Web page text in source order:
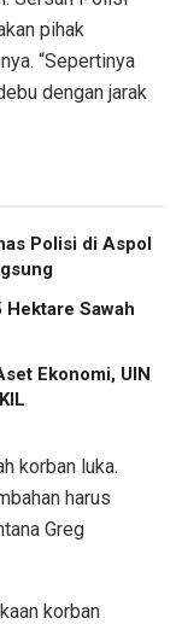
pihak
“Sepertinya
dengan jarak
Polisi di Aspol
Sawah
Ekonomi, UIN
korban luka.
harus
Greg
korban